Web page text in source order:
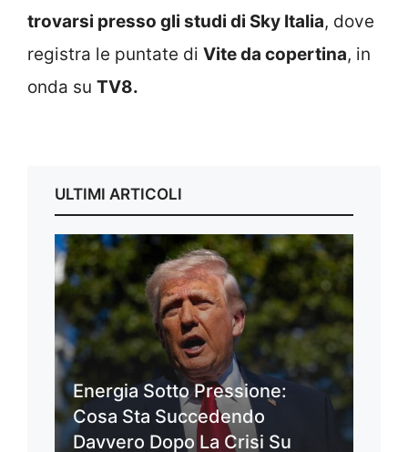
trovarsi presso gli studi di Sky Italia, dove
registra le puntate di Vite da copertina, in
onda su TV8.
ULTIMI ARTICOLI
Energia Sotto Pressione:
Cosa Sta Succedendo
Davvero Dopo La Crisi Su